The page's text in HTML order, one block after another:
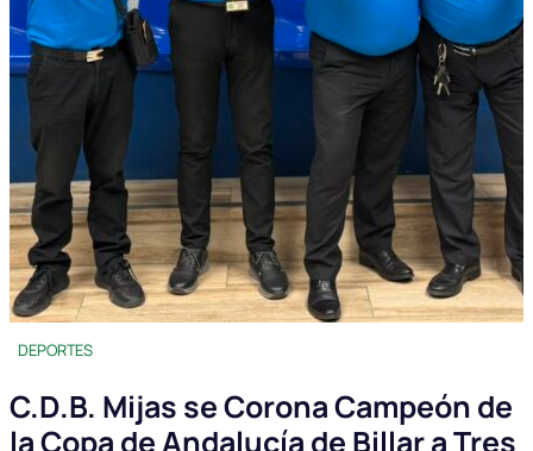
DEPORTES
C.D.B. Mijas se Corona Campeón de
la Copa de Andalucía de Billar a Tres